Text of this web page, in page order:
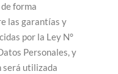
forma
las garantías y
por la Ley N°
Personales, y
será utilizada